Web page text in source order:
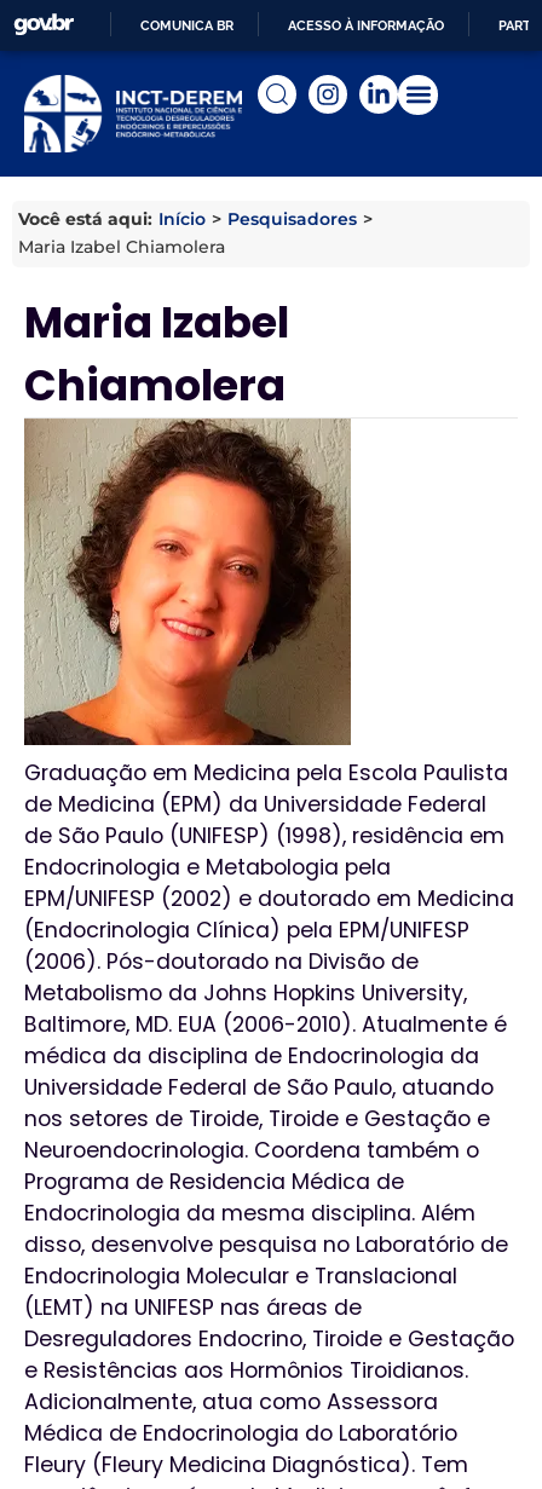
PARA
COMUNICA BR ACESSO À INFORMAÇÃO
Você está aqui: Início > Pesquisadores >
Maria Izabel Chiamolera
Maria Izabel
Chiamolera
Graduação em Medicina pela Escola Paulista
de Medicina (EPM) da Universidade Federal
de São Paulo (UNIFESP) (1998), residência em
Endocrinologia e Metabologia pela
EPM/UNIFESP (2002) e doutorado em Medicina
(Endocrinologia Clínica) pela EPM/UNIFESP
(2006). Pós-doutorado na Divisão de
Metabolismo da Johns Hopkins University,
Baltimore, MD. EUA (2006-2010). Atualmente é
médica da disciplina de Endocrinologia da
Universidade Federal de São Paulo, atuando
nos setores de Tiroide, Tiroide e Gestação e
Neuroendocrinologia. Coordena também o
Programa de Residencia Médica de
Endocrinologia da mesma disciplina. Além
disso, desenvolve pesquisa no Laboratório de
Endocrinologia Molecular e Translacional
(LEMT) na UNIFESP nas áreas de
Desreguladores Endocrino, Tiroide e Gestação
e Resistências aos Hormônios Tiroidianos.
Adicionalmente, atua como Assessora
Médica de Endocrinologia do Laboratório
Fleury (Fleury Medicina Diagnóstica). Tem